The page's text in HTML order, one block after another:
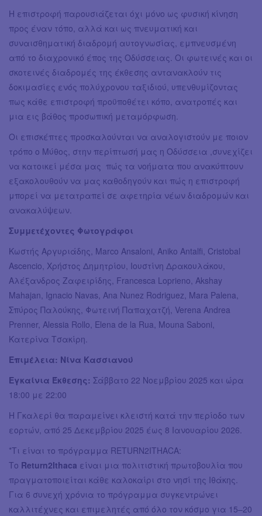
Η επιστροφή παρουσιάζεται όχι μόνο ως φυσική κίνηση
προς έναν τόπο, αλλά και ως πνευματική και
συναισθηματική διαδρομή αυτογνωσίας, εμπνευσμένη
από το διαχρονικό έπος της Οδύσσειας. Οι φωτεινές και οι
σκοτεινές διαδρομές της έκθεσης αντανακλούν τις
δοκιμασίες ενός πολύχρονου ταξιδιού, υπενθυμίζοντας
πως κάθε επιστροφή προϋποθέτει κόπο, ανατροπές και
μια εις βάθος προσωπική μεταμόρφωση.
Οι επισκέπτες προσκαλούνται να αναλογιστούν με ποιον
τρόπο ο Μύθος, στην περίπτωσή μας η Οδύσσεια ,συνεχίζει
να κατοικεί μέσα μας πώς τα νοήματα που ανακύπτουν
εξακολουθούν να μας καθοδηγούν και πώς η επιστροφή
μπορεί να μετατραπεί σε αφετηρία νέων διαδρομών και
ανακαλύψεων.
Συμμετέχοντες Φωτογράφοι
Κωστής Αργυριάδης, Marco Ansaloni, Aniko Antalfi, Cristobal
Ascencio, Χρήστος Δημητρίου, Ιουστίνη Δρακουλάκου,
Αλέξανδρος Ζαφειρίδης, Francesca Loprieno, Akshay
Mahajan, Ignacio Navas, Ana Nunez Rodriguez, Mara Palena,
Σπύρος Παλούκης, Φωτεινή Παπαχατζή, Verena Andrea
Prenner, Alessia Rollo, Elena de la Rua, Mouna Saboni,
Κατερίνα Τσακίρη.
Επιμέλεια: Νίνα Κασσιανού
Εγκαίνια Έκθεσης: Σάββατο 22 Νοεμβρίου 2025 και ώρα
18:00 με 22:00
Η Γκαλερί θα παραμείνει κλειστή κατά την περίοδο των
εορτών, από 25 Δεκεμβρίου 2025 έως 8 Ιανουαρίου 2026.
*Τι είναι το πρόγραμμα RETURN2ITHACA:
Το Return2Ithaca είναι μια πολιτιστική πρωτοβουλία που
πραγματοποιείται κάθε καλοκαίρι στο νησί της Ιθάκης.
Για 6 συνεχή χρόνια το πρόγραμμα συγκεντρώνει
καλλιτέχνες και επιμελητές από όλο τον κόσμο για 15–20